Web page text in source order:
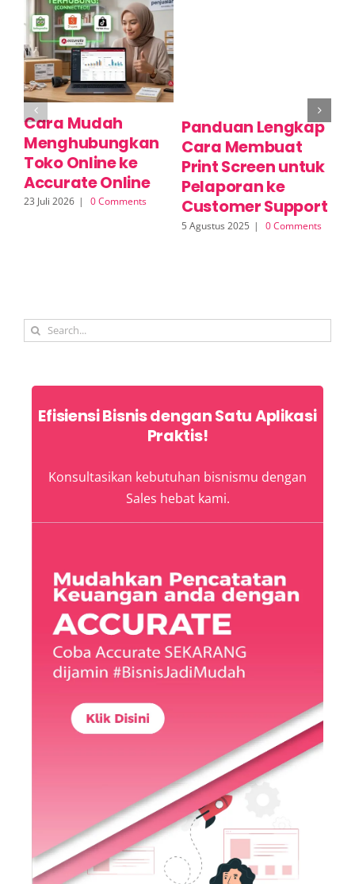
Cara Mudah
Menghubungkan
Toko Online ke
Accurate Online
23 Juli 2026 | 0 Comments
Panduan Lengkap
Cara Membuat
Print Screen untuk
Pelaporan ke
Customer Support
5 Agustus 2025 | 0 Comments
Search
Efisiensi Bisnis dengan Satu Aplikasi
Praktis!
Konsultasikan kebutuhan bisnismu dengan
Sales hebat kami.